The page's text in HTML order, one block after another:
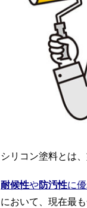
シリコン塗料とは
耐候性や防汚性に
において、現在最